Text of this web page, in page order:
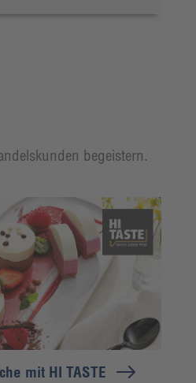
begeistern.
mit HI TASTE